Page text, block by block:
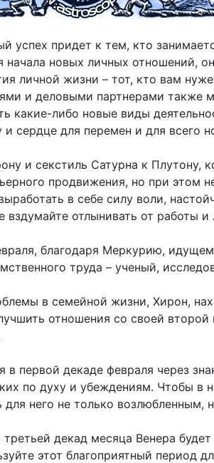
успех придет к тем, кто
начала новых личных
личной жизни – тот, кто вам
и деловыми партнерами также
какие-либо новые виды
сердце для перемен и для всего
и секстиль Сатурна к Плутону,
продвижения, но при этом
в себе силу воли,
вздумайте отлынивать от работы
благодаря Меркурию,
труда – ученый,
в семейной жизни, Хирон,
отношения со своей
в первой декаде февраля через
по духу и убеждениям. Чтобы
для него не только возлюбленным,
декад месяца Венера
этот благоприятный